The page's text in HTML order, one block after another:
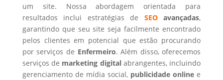
um site. Nossa abordagem orientada para
resultados inclui estratégias de SEOavançadas,
garantindo que seu site seja facilmente encontrado
pelos clientes em potencial que estão procurando
por serviços de Enfermeiro. Além disso, oferecemos
serviços de marketing digital abrangentes, incluindo
gerenciamento de mídia social, publicidade online e